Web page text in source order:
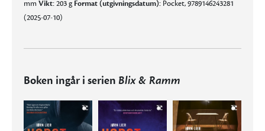
mmVikt:203 g Format (utgivningsdatum): Pocket, 9789146243281
(2025-07-10)
Boken ingår i serien Blix & Ramm